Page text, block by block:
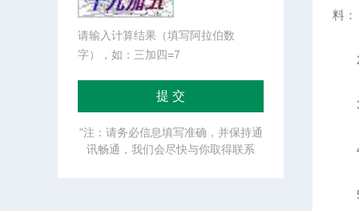
料
2
3
4
5
请输入计算结果（填写阿拉伯数
字），如：三加四=7
"注：请务必信息填写准确，并保持通
讯畅通，我们会尽快与你取得联系